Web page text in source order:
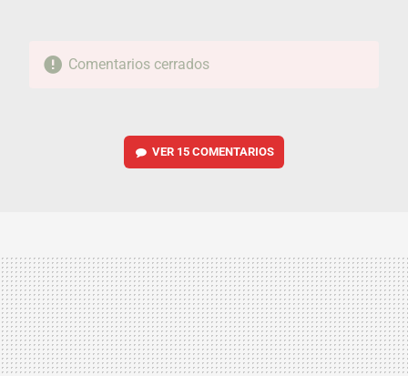
Comentarios cerrados
VER 15 COMENTARIOS